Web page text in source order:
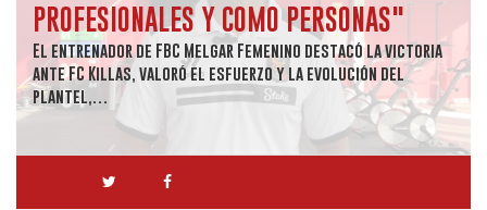
PROFESIONALES Y COMO PERSONAS"
El entrenador de FBC Melgar Femenino destacó la victoria
ante FC Killas, valoró el esfuerzo y la evolución del
plantel,…